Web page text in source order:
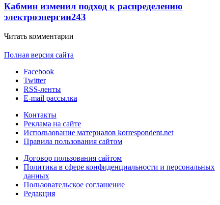
Кабмин изменил подход к распределению
электроэнергии243
Читать комментарии
Полная версия сайта
Facebook
Twitter
RSS-ленты
E-mail рассылка
Контакты
Реклама на сайте
Использование материалов korrespondent.net
Правила пользования сайтом
Договор пользования сайтом
Политика в сфере конфиденциальности и персональных
данных
Пользовательское соглашение
Редакция